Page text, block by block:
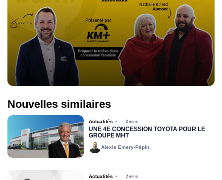
Nouvelles similaires
Actualités 2 mins
UNE 4E CONCESSION TOYOTA POUR LE
GROUPE MHT
Alexis Emery-Pépin
Actualités 2 mins